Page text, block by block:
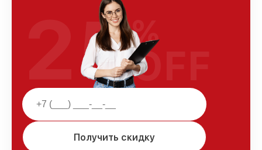
Получить скидку
25%
OFF